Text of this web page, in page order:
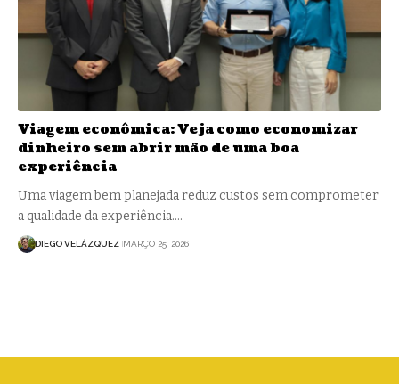
Viagem econômica: Veja como economizar
dinheiro sem abrir mão de uma boa
experiência
Uma viagem bem planejada reduz custos sem comprometer
a qualidade da experiência.…
DIEGO VELÁZQUEZ MARÇO 25, 2026